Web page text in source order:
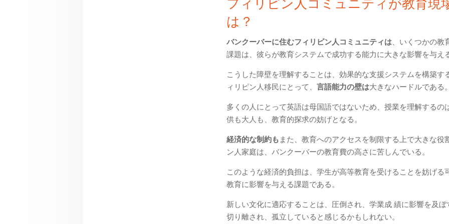
フィリピン人コミュニティが教育現
は？
バンクーバーに住むフィリピン人コミュニティは、いくつかの教
課題は、彼らが教育システムで成功する能力に大きな影響を与え
こうした障壁を理解することは、効果的な支援システムを構築
ィリピン人移民にとって、 言語能力の壁は大きなハードルである
多くの人にとって英語は母国語ではないため、授業を理解するの
供も大人も、教育的探求の妨げとなる。
経済的な制約も また、教育へのアクセスを制限する上で大きな
ン人家庭は、バンクーバーの教育費の高さに苦しんでいる。
このような経済的負担は、学生が高等教育を受けることを妨げる
教育に影響を与える課題である。
新しい文化に適応することは、圧倒され、学業成 績に影響を及
切り離され、孤立していると感じるかもしれない。